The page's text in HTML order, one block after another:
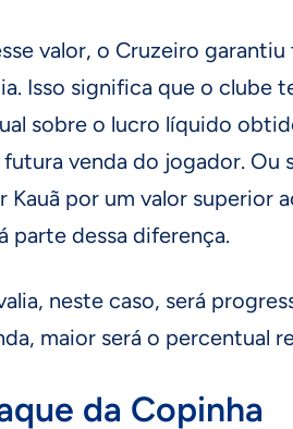
valor, o Cruzeiro
Isso significa que o clube
sobre o lucro líquido
venda do jogador. Ou
Kauã por um valor superior
parte dessa diferença.
neste caso, será
maior será o percentual
da Copinha